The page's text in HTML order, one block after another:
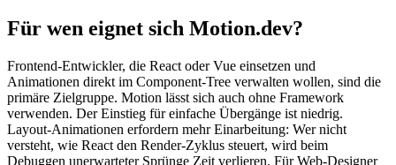
Für wen eignet sich Motion.dev?
Frontend-Entwickler, die React oder Vue einsetzen und
Animationen direkt im Component-Tree verwalten wollen, sind die
primäre Zielgruppe. Motion lässt sich auch ohne Framework
verwenden. Der Einstieg für einfache Übergänge ist niedrig.
Layout-Animationen erfordern mehr Einarbeitung: Wer nicht
versteht, wie React den Render-Zyklus steuert, wird beim
Debuggen unerwarteter Sprünge Zeit verlieren. Für Web-Designer